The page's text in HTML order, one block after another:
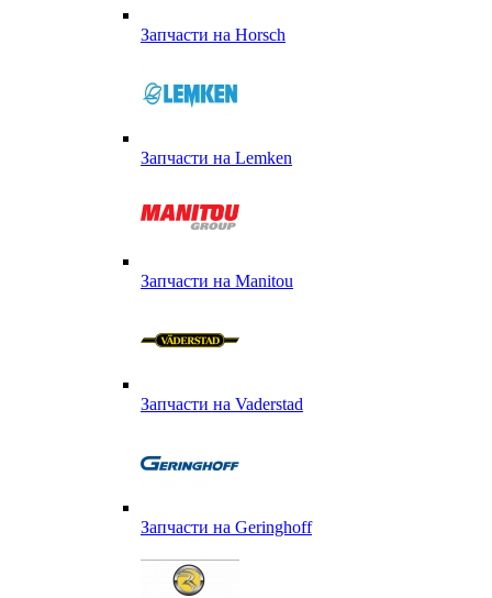
Запчасти на Horsch
Запчасти на Lemken
Запчасти на Manitou
Запчасти на Vaderstad
Запчасти на Geringhoff